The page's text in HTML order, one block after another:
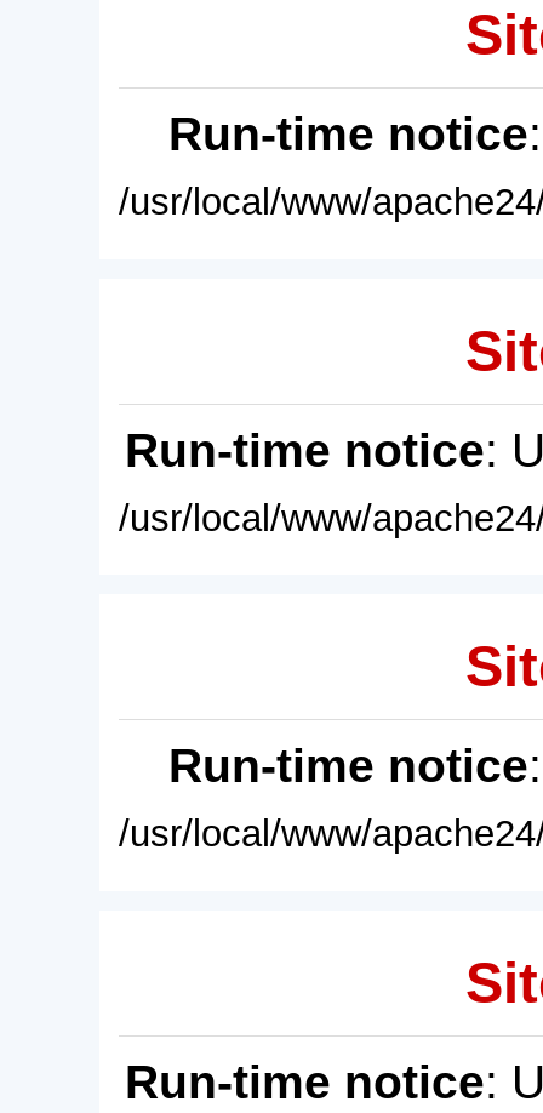
Run-time notice
/usr/local/www/
Run-time notice:
/usr/local/www/
Run-time notice
/usr/local/www/
Run-time notice: